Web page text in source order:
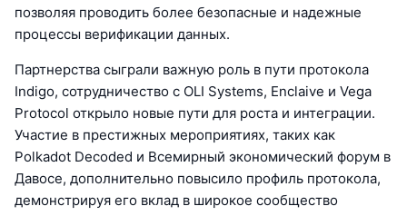
позволяя проводить более безопасные и надежные
процессы верификации данных.
Партнерства сыграли важную роль в пути протокола
Indigo, сотрудничество с OLI Systems, Enclaive и Vega
Protocol открыло новые пути для роста и интеграции.
Участие в престижных мероприятиях, таких как
Polkadot Decoded и Всемирный экономический форум в
Давосе, дополнительно повысило профиль протокола,
демонстрируя его вклад в широкое сообщество